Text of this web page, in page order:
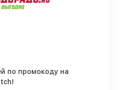
по промокоду на